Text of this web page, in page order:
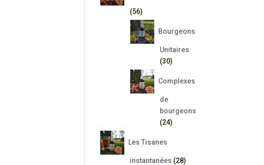
5656
produits
Bourgeons
Unitaires
3030
Complexes
de
bourgeons
2424
Les Tisanes
instantanées 2828